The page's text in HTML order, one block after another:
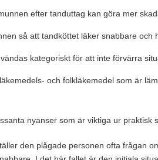
efter tanduttag kan göra mer
så att tandköttet läker snabbare och
kategoriskt för att inte förvärra
och folkläkemedel som är
nyanser som är viktiga ur praktisk
den plågade personen ofta frågan